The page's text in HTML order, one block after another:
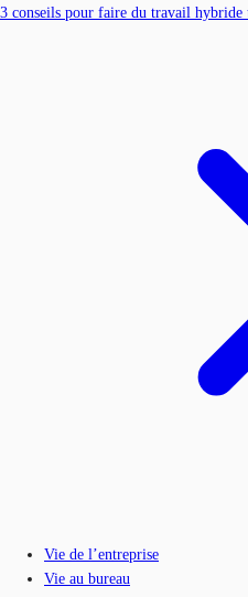
3 conseils pour faire du travail hybride
Vie de l’entreprise
Vie au bureau